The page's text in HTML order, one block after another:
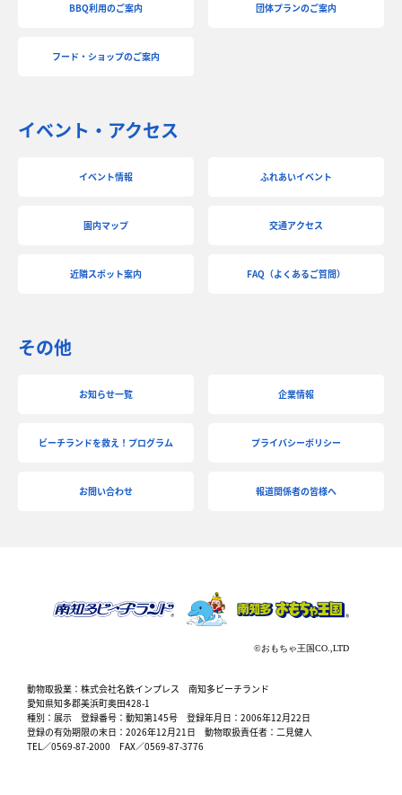
BBQ利用のご案内 団体プランのご案内
フード・ショップのご案内
イベント・アクセス
イベント情報 ふれあいイベント
園内マップ 交通アクセス
近隣スポット案内 FAQ（よくあるご質問）
その他
お知らせ一覧 企業情報
ビーチランドを救え！プログラム プライバシーポリシー
お問い合わせ 報道関係者の皆様へ
動物取扱業：株式会社名鉄インプレス 南知多ビーチランド
愛知県知多郡美浜町奥田428-1
種別：展示 登録番号：動知第145号 登録年月日：2006年12月22日
登録の有効期限の末日：2026年12月21日 動物取扱責任者：二見健人
TEL／0569-87-2000 FAX／0569-87-3776